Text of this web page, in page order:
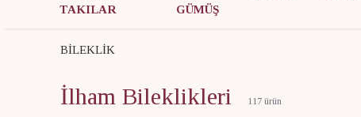
TAKILAR
GÜMÜŞ
BİLEKLİK
İlham Bileklikleri 117 ürün